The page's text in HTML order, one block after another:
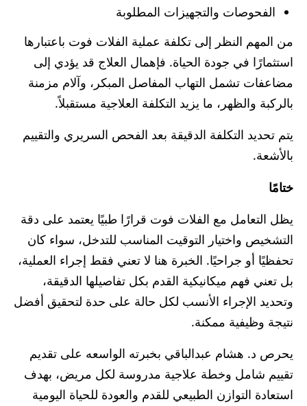
الفحوصات والتجهيزات المطلوبة
من المهم النظر إلى تكلفة عملية الفلات فوت باعتبارها
استثمارًا في جودة الحياة. فإهمال العلاج قد يؤدي إلى
مضاعفات تشمل التهاب المفاصل المبكر، وآلام مزمنة
بالركبة والظهر، ما يزيد التكلفة العلاجية مستقبلاً.
يتم تحديد التكلفة الدقيقة بعد الفحص السريري والتقييم
بالأشعة.
ختامًا
يظل التعامل مع الفلات فوت قرارًا طبيًا يعتمد على دقة
التشخيص واختيار التوقيت المناسب للتدخل، سواء كان
تحفظيًا أو جراحيًا. الخبرة هنا لا تعني فقط إجراء العملية،
بل تعني فهم ميكانيكية القدم بكل تفاصيلها الدقيقة،
وتحديد الإجراء الأنسب لكل حالة على حدة لتحقيق أفضل
نتيجة وظيفية ممكنة.
يحرص د. هشام عبدالباقي بخبرته الواسعه على تقديم
تقييم شامل وخطة علاجية مدروسة لكل مريض، بهدف
استعادة التوازن الطبيعي للقدم والعودة للحياة اليومية